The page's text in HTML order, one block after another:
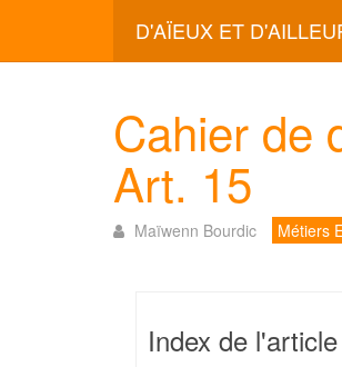
D'AÏEUX ET
Cahier de
Art. 15
Maïwenn Bourdic Métiers
Index de l'article